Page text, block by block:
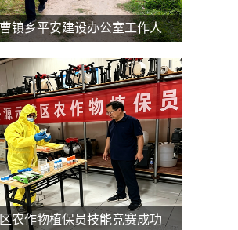
镇乡平安建设办公室工作人
农作物植保员技能竞赛成功